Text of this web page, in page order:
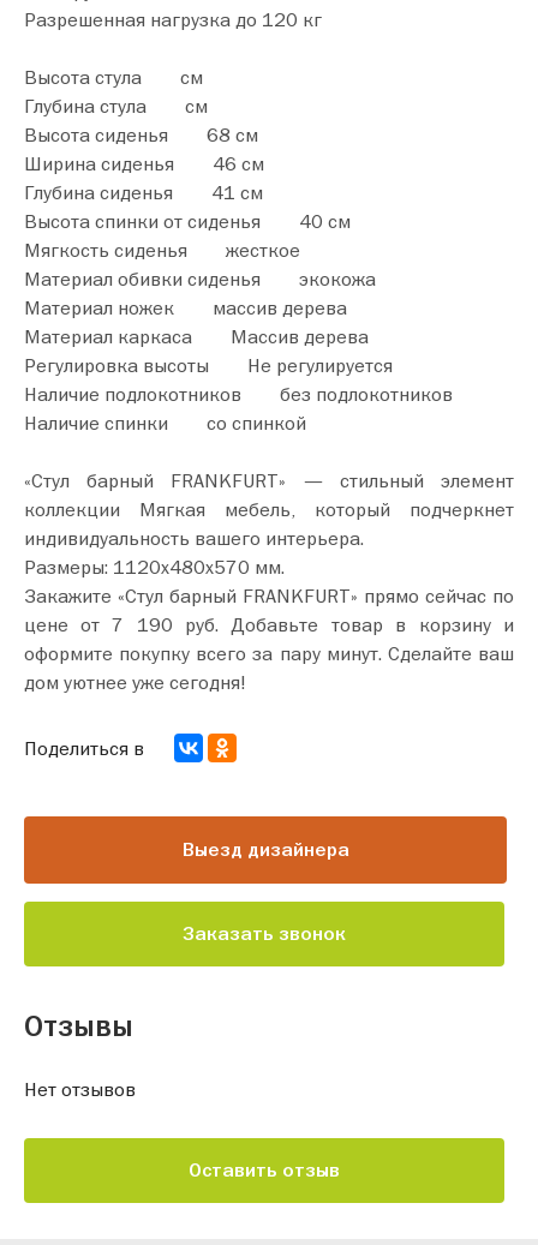
Разрешенная нагрузка до 120 кг
Высота стула см
Глубина стула см
Высота сиденья 68 см
Ширина сиденья 46 см
Глубина сиденья 41 см
Высота спинки от сиденья 40 см
Мягкость сиденья жесткое
Материал обивки сиденья экокожа
Материал ножек массив дерева
Материал каркаса Массив дерева
Регулировка высоты Не регулируется
Наличие подлокотников без подлокотников
Наличие спинки со спинкой
«Стул барный FRANKFURT» — стильный элемент
коллекции Мягкая мебель, который подчеркнет
индивидуальность вашего интерьера.
Размеры: 1120х480х570 мм.
Закажите «Стул барный FRANKFURT» прямо сейчас по
цене от 7 190 руб. Добавьте товар в корзину и
оформите покупку всего за пару минут. Сделайте ваш
дом уютнее уже сегодня!
Выезд дизайнера
Заказать звонок
Поделиться в
Отзывы
Нет отзывов
Оставить отзыв